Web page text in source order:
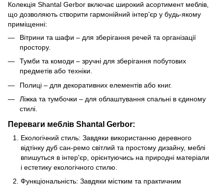
Колекція Shantal Gerbor включає широкий асортимент меблів,
що дозволяють створити гармонійний інтер'єр у будь-якому
приміщенні:
Вітрини та шафи – для зберігання речей та організації
простору.
Тумби та комоди – зручні для зберігання побутових
предметів або техніки.
Полиці – для декоративних елементів або книг.
Ліжка та тумбочки – для облаштування спальні в єдиному
стилі.
Переваги меблів Shantal Gerbor:
Екологічний стиль: Завдяки використанню деревного
відтінку дуб сан-ремо світлий та простому дизайну, меблі
впишуться в інтер'єр, орієнтуючись на природні матеріали
і естетику екологічного стилю.
Функціональність: Завдяки містким та практичним